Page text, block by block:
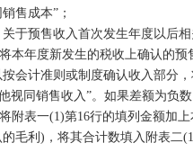
售成本”；
预售收入首次发生年度以后相
年度新发生的税收上确认的预
会计准则或制度确认收入部分
视同销售收入”。如果差额为负数
表一(1)第16行的填列金额加上
毛利)，将其合计数填入附表二